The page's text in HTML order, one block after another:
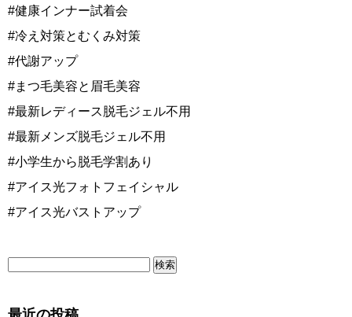
#健康インナー試着会
#冷え対策とむくみ対策
#代謝アップ
#まつ毛美容と眉毛美容
#最新レディース脱毛ジェル不用
#最新メンズ脱毛ジェル不用
#小学生から脱毛学割あり
#アイス光フォトフェイシャル
#アイス光バストアップ